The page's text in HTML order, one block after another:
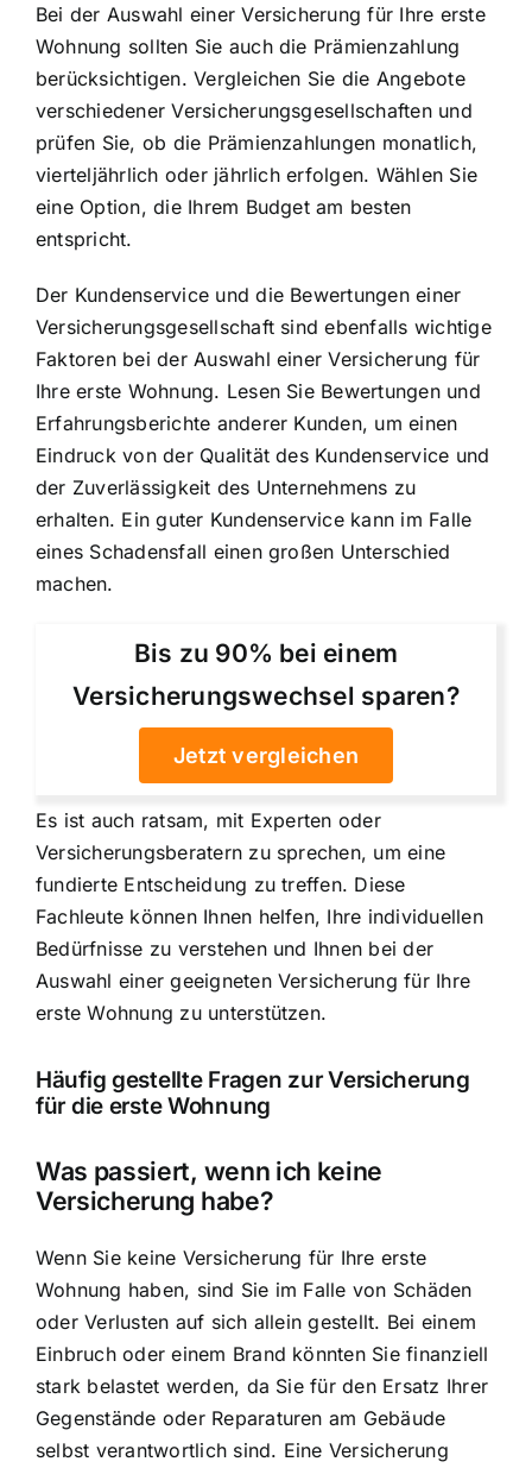
Bei der Auswahl einer Versicherung für Ihre erste
Wohnung sollten Sie auch die Prämienzahlung
berücksichtigen. Vergleichen Sie die Angebote
verschiedener Versicherungsgesellschaften und
prüfen Sie, ob die Prämienzahlungen monatlich,
vierteljährlich oder jährlich erfolgen. Wählen Sie
eine Option, die Ihrem Budget am besten
entspricht.
Der Kundenservice und die Bewertungen einer
Versicherungsgesellschaft sind ebenfalls wichtige
Faktoren bei der Auswahl einer Versicherung für
Ihre erste Wohnung. Lesen Sie Bewertungen und
Erfahrungsberichte anderer Kunden, um einen
Eindruck von der Qualität des Kundenservice und
der Zuverlässigkeit des Unternehmens zu
erhalten. Ein guter Kundenservice kann im Falle
eines Schadensfall einen großen Unterschied
machen.
Bis zu 90% bei einem
Versicherungswechsel sparen?
Jetzt vergleichen
Es ist auch ratsam, mit Experten oder
Versicherungsberatern zu sprechen, um eine
fundierte Entscheidung zu treffen. Diese
Fachleute können Ihnen helfen, Ihre individuellen
Bedürfnisse zu verstehen und Ihnen bei der
Auswahl einer geeigneten Versicherung für Ihre
erste Wohnung zu unterstützen.
Häufig gestellte Fragen zur Versicherung
für die erste Wohnung
Was passiert, wenn ich keine
Versicherung habe?
Wenn Sie keine Versicherung für Ihre erste
Wohnung haben, sind Sie im Falle von Schäden
oder Verlusten auf sich allein gestellt. Bei einem
Einbruch oder einem Brand könnten Sie finanziell
stark belastet werden, da Sie für den Ersatz Ihrer
Gegenstände oder Reparaturen am Gebäude
selbst verantwortlich sind. Eine Versicherung